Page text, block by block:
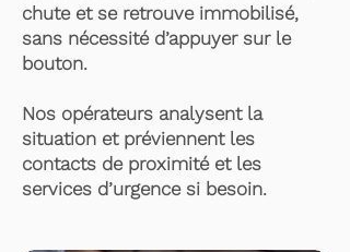
chute et se retrouve immobilisé,
sans nécessité d’appuyer sur le
bouton.
Nos opérateurs analysent la
situation et préviennent les
contacts de proximité et les
services d’urgence si besoin.